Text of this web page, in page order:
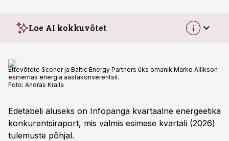
Loe AI kokkuvõtet
Ettevõtete Scener ja Baltic Energy Partners üks omanik Marko Allikson
esinemas energia aastakonverentsil.
Foto: Andras Kralla
Edetabeli aluseks on Infopanga kvartaalne energeetika
konkurentsiraport, mis valmis esimese kvartali (2026)
tulemuste põhjal.